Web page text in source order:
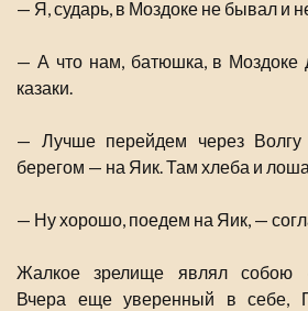
— Я, сударь, в Моздоке не бывал и
— А что нам, батюшка, в Моздоке
казаки.
— Лучше перейдем через
берегом — на Яик. Там хлеба и
— Ну хорошо, поедем на Яик, —
Жалкое зрелище являл собою
Вчера еще уверенный в себе,